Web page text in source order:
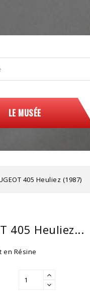
LE MUSÉE
405 Heuliez (1987)
405 Heuliez...
en Résine